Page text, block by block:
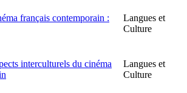
français contemporain :
Langues et
Culture
interculturels du cinéma
Langues et
Culture